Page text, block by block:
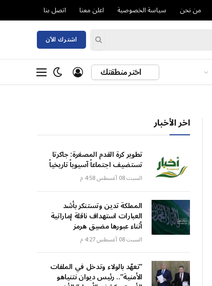
من نحن سياسة الخصوصية اعلن معنا اتصل بنا
اشترك الآن
اختر منطقتك
اخر الأخبار
تطوير كرة القدم المصغرة: جاكرتا
تستضيف اجتماعاً آسيوياً تاريخياً
السبت 08 أغسطس 4:58 م
المملكة تدين وتستنكر بأشد
العبارات استهداف ناقلة إماراتية
أثناء عبورها مضيق هرمز
السبت 08 أغسطس 4:27 م
“تعهّد بالولاء وتدخل في الملفات
الأمنية”.. رئيس ديوان نتنياهو